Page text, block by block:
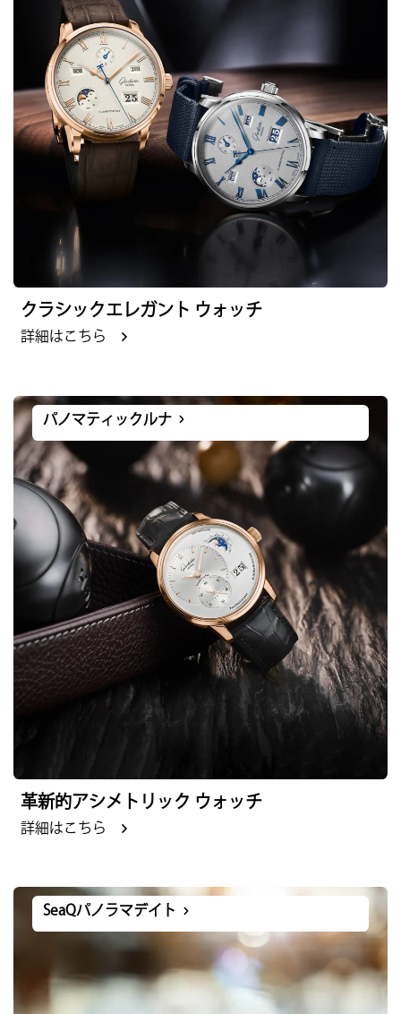
クラシックエレガント ウォッチ
詳細はこちら
パノマティックルナ
革新的アシメトリック ウォッチ
詳細はこちら
SeaQパノラマデイト